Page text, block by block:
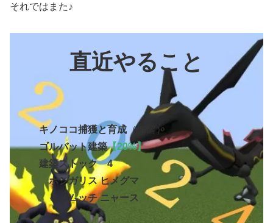
それではまた♪
直近やること
キノココ捕獲と育成 （保留）
ゴルバット建築【20%】
建築ストック 4
ホシガリス ヒメグマ
ミノムッチ ニャース